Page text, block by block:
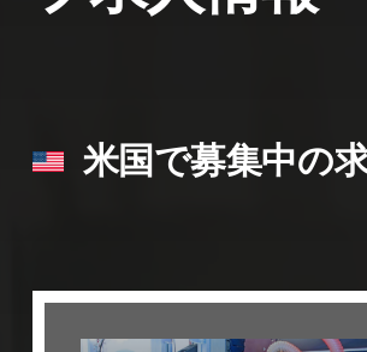
米国で募集中の